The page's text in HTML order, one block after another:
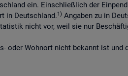
ein. Einschließlich der
in Deutschland.1) Angaben zu in
nicht vor, weil sie nur
oder Wohnort nicht bekannt ist und